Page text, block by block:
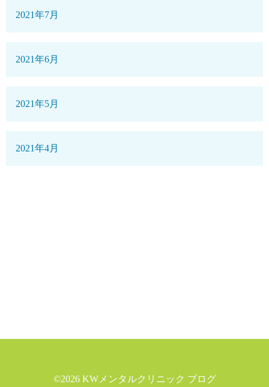
2021年7月
2021年6月
2021年5月
2021年4月
©2026 KWメンタルクリニック ブログ